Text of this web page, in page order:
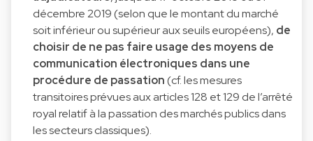
décembre 2019 (selon que le montant du marché
soit inférieur ou supérieur aux seuils européens), de
choisir de ne pas faire usage des moyens de
communication électroniques dans une
procédure de passation(cf. les mesures
transitoires prévues aux articles 128 et 129 de l’arrêté
royal relatif à la passation des marchés publics dans
les secteurs classiques).